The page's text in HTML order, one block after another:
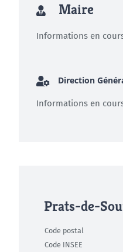
Maire
Informations en
Direction
Informations en
Prats-de-
Code postal
Code INSEE